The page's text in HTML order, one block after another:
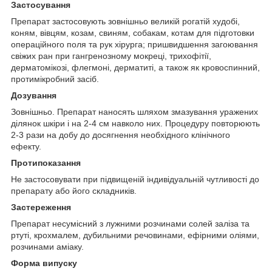
Застосування
Препарат застосовують зовнішньо великій рогатій худобі,
коням, вівцям, козам, свиням, собакам, котам для підготовки
операційного поля та рук хірурга; пришвидшення загоювання
свіжих ран при гангренозному мокреці, трихофітії,
дерматомікозі, флегмоні, дерматиті, а також як кровоспинний,
протимікробний засіб.
Дозування
Зовнішньо. Препарат наносять шляхом змазування уражених
ділянок шкіри i на 2-4 см навколо них. Процедуру повторюють
2-3 рази на добу до досягнення необхідного клінічного
ефекту.
Протипоказання
Не застосовувати при підвищеній індивідуальній чутливості до
препарату або його складників.
Застереження
Препарат несумісний з лужними розчинами солей заліза та
ртуті, крохмалем, дубильними речовинами, ефірними оліями,
розчинами аміаку.
Форма випуску